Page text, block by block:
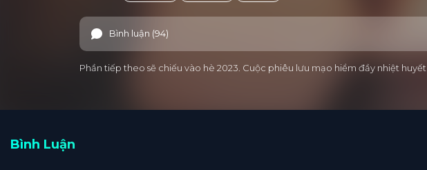
Bình luận (94)
Phần tiếp theo sẽ chiếu vào hè 2023. Cuộc phiêu lưu mạo hiểm đầy nhiệt
Bình Luận